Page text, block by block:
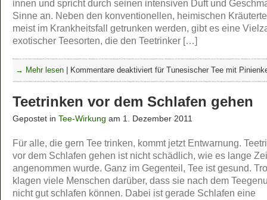
innen und spricht durch seinen intensiven Duft und
Sinne an. Neben den konventionellen, heimischen
meist im Krankheitsfall getrunken werden, gibt es eine
exotischer Teesorten, die den Teetrinker […]
→ Mehr lesen Kommentare deaktiviert für Tunesischer Tee mit
Teetrinken vor dem Schlafen gehen
Gepostet in Tee-Wirkung am 1. Dezember 2011
Für alle, die gern Tee trinken, kommt jetzt Entwarnung.
vor dem Schlafen gehen ist nicht schädlich, wie es lange
angenommen wurde. Ganz im Gegenteil, Tee ist gesund.
klagen viele Menschen darüber, dass sie nach dem
nicht gut schlafen können. Dabei ist gerade Schlafen eine